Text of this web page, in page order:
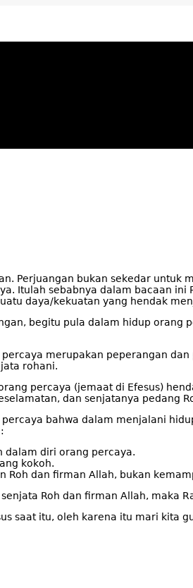
Apresiatif
Perjuangan bukan sekedar
Itulah sebabnya dalam bacaan
daya/kekuatan yang hendak
begitu pula dalam hidup
merupakan peperangan
rohani.
percaya (jemaat di Efesus)
dan senjatanya pedang
bahwa dalam menjalani
dalam diri orang percaya.
kokoh.
Roh dan firman Allah, bukan
Roh dan firman Allah, maka
saat itu, oleh karena itu mari kita